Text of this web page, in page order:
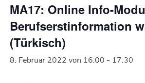
MA17: Online Info-
Berufserstinformation
(Türkisch)
8. Februar 2022 von 16:00 - 17:30